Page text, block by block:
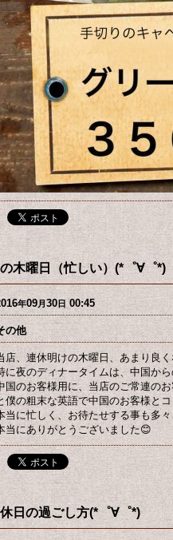
木曜日（忙しい）(*゜∀゜*)
年09月30日 00:45
の他
店、連休明けの木曜日、あまり良
に夜のディナータイムは、中国か
国のお客様用に、当店のご常連の
僕の粗末な英語で中国のお客様と
当に忙しく、お待たせする事も多
当にありがとうございました😊
日の過ごし方(*゜∀゜*)